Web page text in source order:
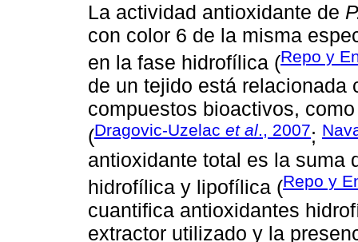
La actividad antioxidante de
con color 6 de la misma
en la fase hidrofílica (Repo y
de un tejido está
compuestos bioactivos,
(Dragovic-Uzelac et al., 2007;
antioxidante total es la suma
hidrofílica y lipofílica (Repo y
cuantifica antioxidantes
extractor utilizado y la